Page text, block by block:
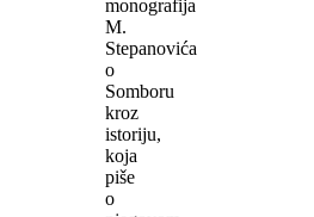
monografija
M.
Stepanovića
o
Somboru
kroz
istoriju,
koja
piše
o